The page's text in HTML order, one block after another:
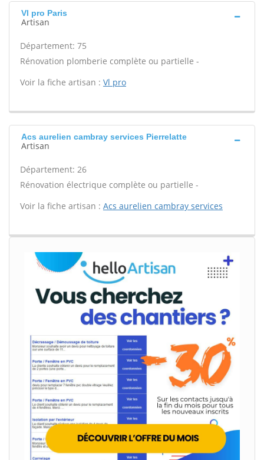
Vl pro Paris
Artisan
Département: 75
Rénovation plomberie complète ou partielle -
Voir la fiche artisan : Vl pro
Acs aurelien cambray services Pierrelatte
Artisan
Département: 26
Rénovation électrique complète ou partielle -
Voir la fiche artisan : Acs aurelien cambray services